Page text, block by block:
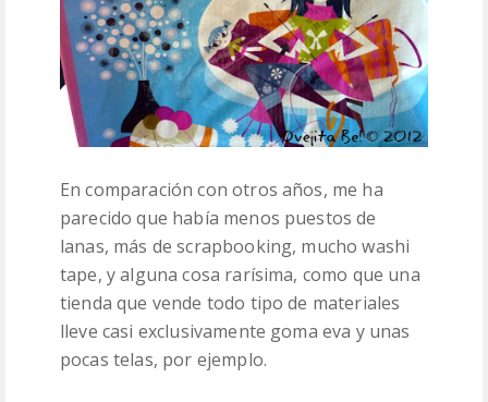
En comparación con otros años, me ha
parecido que había menos puestos de
lanas, más de scrapbooking, mucho washi
tape, y alguna cosa rarísima, como que una
tienda que vende todo tipo de materiales
lleve casi exclusivamente goma eva y unas
pocas telas, por ejemplo.